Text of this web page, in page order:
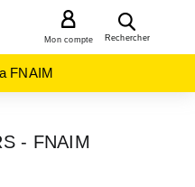
Rechercher
Mon compte
FNAIM
- FNAIM